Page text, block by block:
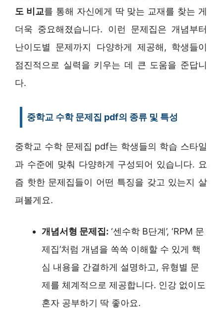
도 비교를 통해 자신에게 딱 맞는 교재를 찾는 게
더욱 중요해졌습니다. 이런 문제집은 개념부터
난이도별 문제까지 다양하게 제공해, 학생들이
점진적으로 실력을 키우는 데 큰 도움을 준답니
다.
중학교 수학 문제집 pdf의 종류 및 특성
중학교 수학 문제집 pdf는 학생들의 학습 스타일
과 수준에 맞춰 다양하게 구성되어 있습니다. 요
즘 핫한 문제집들이 어떤 특징을 갖고 있는지 살
펴볼게요.
개념서형 문제집: ‘센수학 B단계’, ‘RPM 문
제집’처럼 개념을 쏙쏙 이해할 수 있게 핵
심 내용을 간결하게 설명하고, 유형별 문
제를 체계적으로 제공합니다. 인강 없이도
혼자 공부하기 딱 좋아요.